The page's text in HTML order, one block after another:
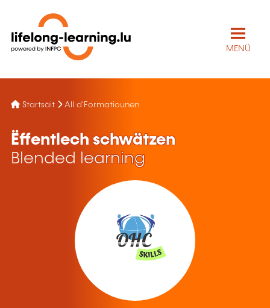
MENÜ
Startsäit All d'Formatiounen
Ëffentlech schwätzen
Blended learning